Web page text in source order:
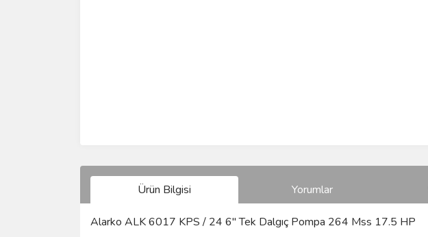
Ürün Bilgisi Yorumlar
Alarko ALK 6017 KPS / 24 6'' Tek Dalgıç Pompa 264 Mss 17.5 HP